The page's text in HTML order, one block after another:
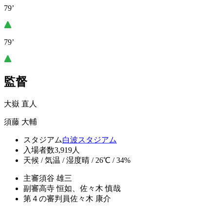
79’
79’
監督
大嶽 直人
須藤 大輔
スタジアム白波スタジアム
入場者数3,919人
天候 / 気温 / 湿度晴 / 26℃ / 34%
主審須谷 雄三
副審高寺 恒如、佐々木 慎哉
第４の審判員佐々木 康介